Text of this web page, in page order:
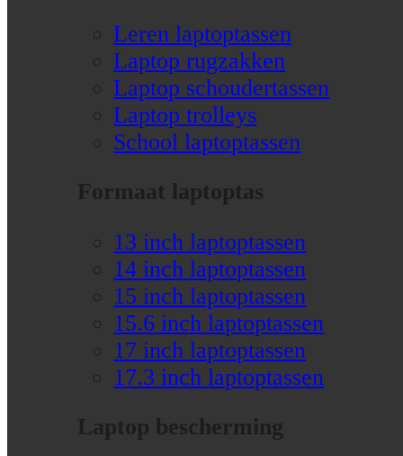
Leren laptoptassen
Laptop rugzakken
Laptop schoudertassen
Laptop trolleys
School laptoptassen
Formaat laptoptas
13 inch laptoptassen
14 inch laptoptassen
15 inch laptoptassen
15.6 inch laptoptassen
17 inch laptoptassen
17.3 inch laptoptassen
Laptop bescherming